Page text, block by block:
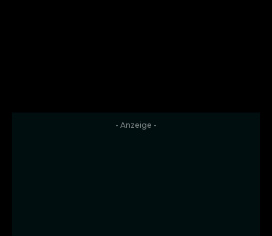
- Anzeige -